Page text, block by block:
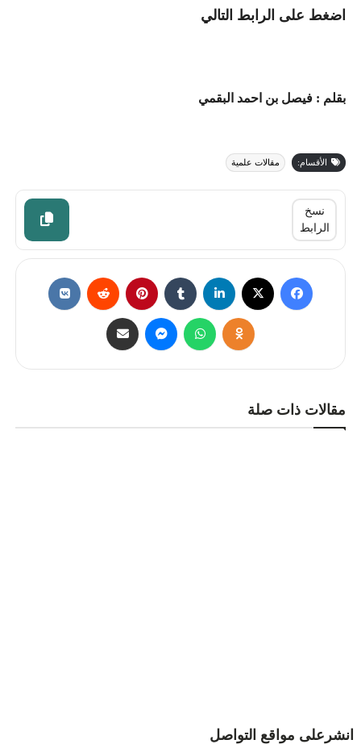
اضغط على الرابط التالي
بقلم : فيصل بن احمد البقمي
الأقسام: مقالات علمية
نسخ
الرابط
مقالات ذات صلة
انشرعلى مواقع التواصل